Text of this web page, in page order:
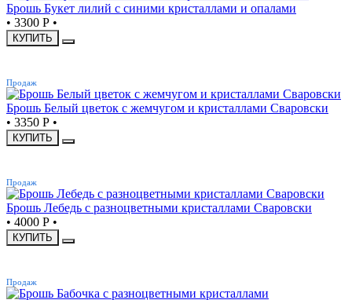
Брошь Букет лилий с синими кристаллами и опалами
• 3300 Р •
КУПИТЬ
Продаж
Брошь Белый цветок с жемчугом и кристаллами Сваровски
• 3350 Р •
КУПИТЬ
Продаж
Брошь Лебедь с разноцветными кристаллами Сваровски
• 4000 Р •
КУПИТЬ
Продаж